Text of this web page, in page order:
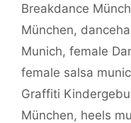
Breakdance
München,
Munich, female
female salsa
Graffiti
München, heels